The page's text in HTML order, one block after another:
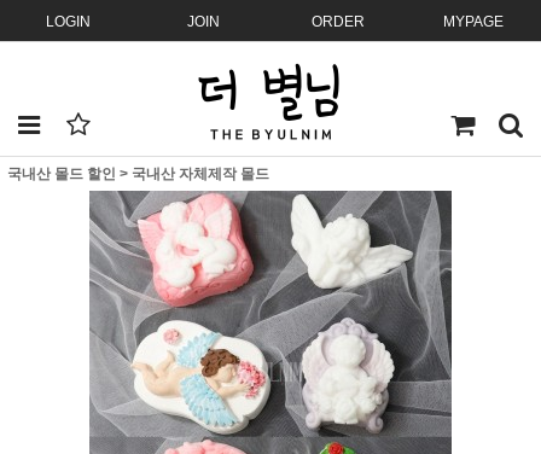
LOGIN JOIN ORDER MYPAGE
국내산 몰드 할인 > 국내산 자체제작 몰드